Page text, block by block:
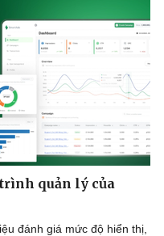
quản lý của
đánh giá mức độ hiển thị,